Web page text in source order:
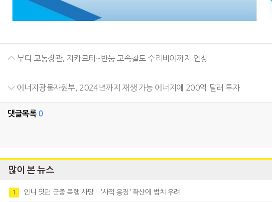
부디 교통장관, 자카르타~반둥 고속철도 수라바야까지 연장
에너지광물자원부, 2024년까지 재생 가능 에너지에 200억 달러 투자
댓글목록 0
많이 본 뉴스
1 인니 잇단 군중 폭행 사망…'사적 응징' 확산에 법치 우려